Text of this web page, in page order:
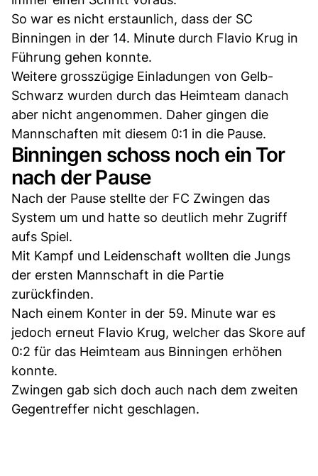
So war es nicht erstaunlich, dass der SC
Binningen in der 14. Minute durch Flavio Krug in
Führung gehen konnte.
Weitere grosszügige Einladungen von Gelb-
Schwarz wurden durch das Heimteam danach
aber nicht angenommen. Daher gingen die
Mannschaften mit diesem 0:1 in die Pause. ​​​​​​​
Binningen schoss noch ein Tor
nach der Pause
Nach der Pause stellte der FC Zwingen das
System um und hatte so deutlich mehr Zugriff
aufs Spiel.
Mit Kampf und Leidenschaft wollten die Jungs
der ersten Mannschaft in die Partie
zurückfinden.
Nach einem Konter in der 59. Minute war es
jedoch erneut Flavio Krug, welcher das Skore auf
0:2 für das Heimteam aus Binningen erhöhen
konnte.
Zwingen gab sich doch auch nach dem zweiten
Gegentreffer nicht geschlagen.